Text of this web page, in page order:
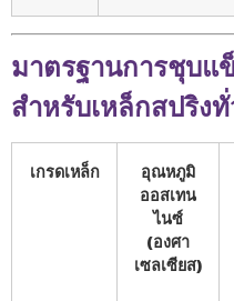
มาตรฐานการชุบแ
สำหรับเหล็กสปริง
เกรดเหล็ก
อุณหภูมิ
ออสเทน
ไนซ์
(องศา
เซลเซียส)